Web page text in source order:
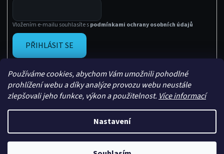
Používáme cookies, abychom Vám umožnili pohodlné
prohlížení webu a díky analýze provozu webu neustále
zlepšovali jeho funkce, výkon a použitelnost. Více informací
Nastavení
Vložením e-mailu souhlasíte spodmínkami ochrany osobních údajů
PŘIHLÁSIT SE
Vytvořil Shoptet
Copyright 2026Sachasport. Všechna práva vyhrazena.